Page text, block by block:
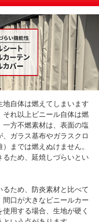
自体は燃えてしまいます
れ以上ビニール自体は燃
方不燃素材は、表面の塩
ガラス基布やガラスクロ
までは燃えぬけません。
るため、延焼しづらいとい
ため、防炎素材と比べて
口が大きなビニールカー
用する場合、生地が硬く